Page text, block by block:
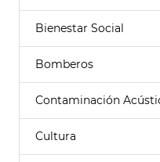
Bienestar Social
Bomberos
Contaminación
Cultura